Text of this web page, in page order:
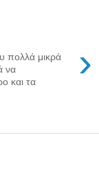
›
πολλά μικρά
να
και τα